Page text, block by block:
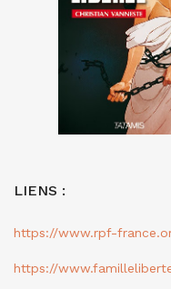
LIENS :
https://www.rpf-
https://